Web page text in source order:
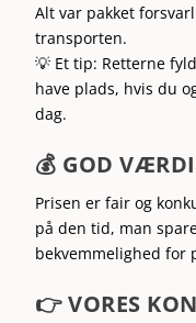
Alt var pakket
transporten.
💡 Et tip: Retterne
have plads, hvis du
dag.
💰 GOD VÆRDI
Prisen er fair og
på den tid, man
bekvemmelighed for
👉VORES